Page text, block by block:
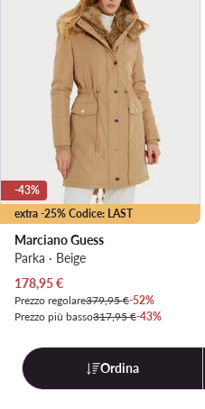
extra -25% Codice: LAST
-43%
Marciano Guess
Parka · Beige
Prezzo attuale
178,95€
Prezzo regolare379,95 €-52%
Prezzo più basso317,95 €-43%
Ordina